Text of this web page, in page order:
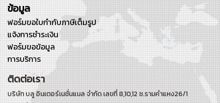
ข้อมูล
ฟอร์มขอใบกำกับภาษีเต็มรูป
แจ้งการชำระเงิน
ฟอร์มขอข้อมูล
การบริการ
ติดต่อเรา
บริษัท บลู อินเตอร์เนชั่นแนล จำกัด เลขที่ 8,10,12 ซ.รามคำแหง26/1